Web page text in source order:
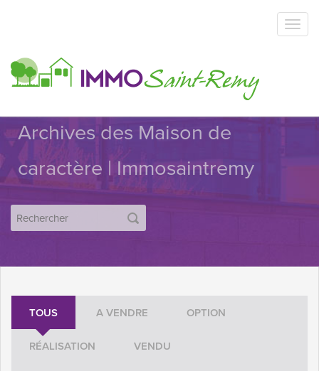
Archives des Maison de
caractère | Immosaintremy
TOUS A VENDRE OPTION
RÉALISATION VENDU